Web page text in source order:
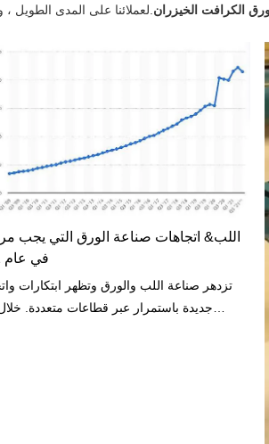
الكرافت الخيزران
اللب& اتجاهات صناعة الورق التي يجب
في عام 2022
تزدهر صناعة اللب والورق وتظهر ابتكارات
جديدة باستمرار عبر قطاعات متعددة.